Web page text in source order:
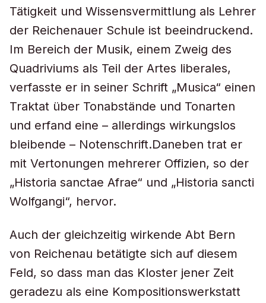
Tätigkeit und Wissensvermittlung als Lehrer
der Reichenauer Schule ist beeindruckend.
Im Bereich der Musik, einem Zweig des
Quadriviums als Teil der Artes liberales,
verfasste er in seiner Schrift „Musica“ einen
Traktat über Tonabstände und Tonarten
und erfand eine – allerdings wirkungslos
bleibende – Notenschrift.Daneben trat er
mit Vertonungen mehrerer Offizien, so der
„Historia sanctae Afrae“ und „Historia sancti
Wolfgangi“, hervor.
Auch der gleichzeitig wirkende Abt Bern
von Reichenau betätigte sich auf diesem
Feld, so dass man das Kloster jener Zeit
geradezu als eine Kompositionswerkstatt